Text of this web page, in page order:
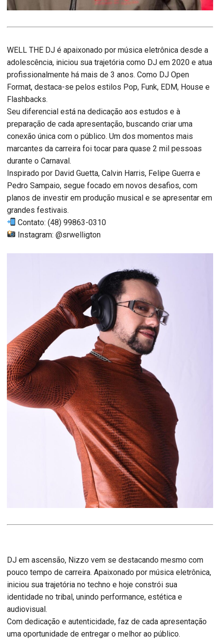
WELL THE DJ é apaixonado por música eletrônica desde a
adolescência, iniciou sua trajetória como DJ em 2020 e atua
profissionalmente há mais de 3 anos. Como DJ Open
Format, destaca-se pelos estilos Pop, Funk, EDM, House e
Flashbacks.
Seu diferencial está na dedicação aos estudos e à
preparação de cada apresentação, buscando criar uma
conexão única com o público. Um dos momentos mais
marcantes da carreira foi tocar para quase 2 mil pessoas
durante o Carnaval.
Inspirado por David Guetta, Calvin Harris, Felipe Guerra e
Pedro Sampaio, segue focado em novos desafios, com
planos de investir em produção musical e se apresentar em
grandes festivais.
Contato: (48) 99863-0310
Instagram: @srwelligton
DJ em ascensão, Nizzo vem se destacando mesmo com
pouco tempo de carreira. Apaixonado por música eletrônica,
iniciou sua trajetória no techno e hoje constrói sua
identidade no tribal, unindo performance, estética e
audiovisual.
Com dedicação e autenticidade, faz de cada apresentação
uma oportunidade de entregar o melhor ao público.